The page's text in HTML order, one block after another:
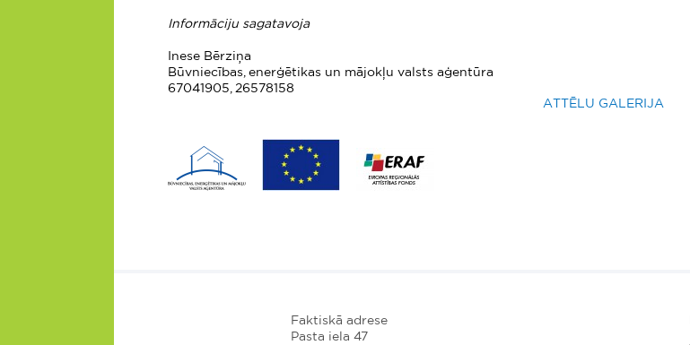
Informāciju sagatavoja
Inese Bērziņa
Būvniecības, enerģētikas un mājokļu valsts aģentūra
67041905, 26578158
ATTĒLU GALERIJA
Faktiskā adrese
Pasta iela 47